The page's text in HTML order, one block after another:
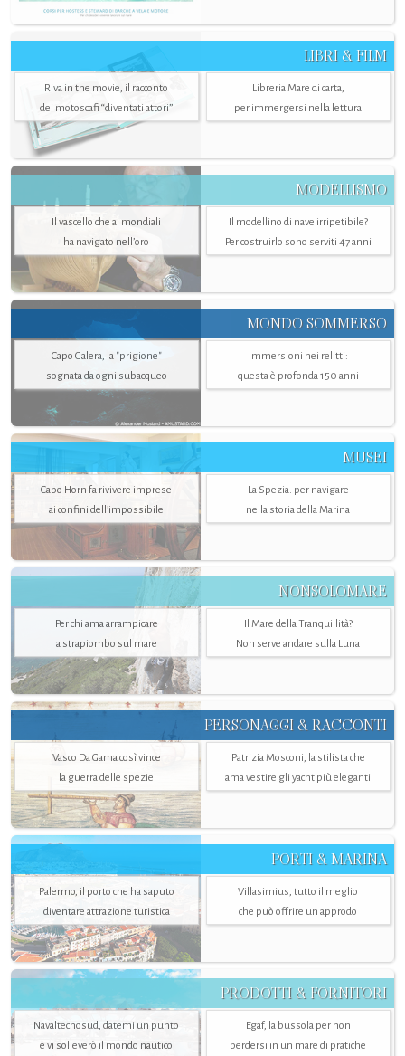
LIBRI & FILM
Riva in the movie, il racconto
dei motoscafi “diventati attori”
Libreria Mare di carta,
per immergersi nella lettura
MODELLISMO
Il vascello che ai mondiali
ha navigato nell’oro
Il modellino di nave irripetibile?
Per costruirlo sono serviti 47 anni
MONDO SOMMERSO
Capo Galera, la "prigione"
sognata da ogni subacqueo
Immersioni nei relitti:
questa è profonda 150 anni
MUSEI
Capo Horn fa rivivere imprese
ai confini dell’impossibile
La Spezia. per navigare
nella storia della Marina
NONSOLOMARE
Per chi ama arrampicare
a strapiombo sul mare
Il Mare della Tranquillità?
Non serve andare sulla Luna
PERSONAGGI & RACCONTI
Vasco Da Gama così vince
la guerra delle spezie
Patrizia Mosconi, la stilista che
ama vestire gli yacht più eleganti
PORTI & MARINA
Palermo, il porto che ha saputo
diventare attrazione turistica
Villasimius, tutto il meglio
che può offrire un approdo
PRODOTTI & FORNITORI
Navaltecnosud, datemi un punto
e vi solleverò il mondo nautico
Egaf, la bussola per non
perdersi in un mare di pratiche